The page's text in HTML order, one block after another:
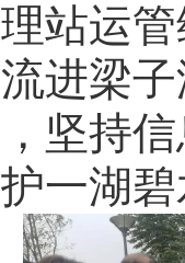
站运
进梁
坚持
一湖